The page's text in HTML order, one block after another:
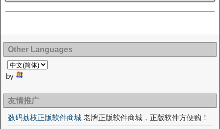
Other Languages
by
友情推广
数码荔枝正版软件商城 老牌正版软件商城，正版软件方便购！